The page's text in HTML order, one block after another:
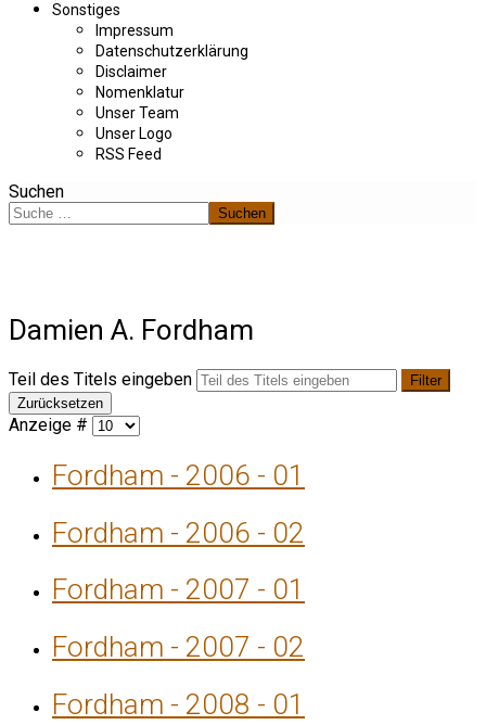
Sonstiges
Impressum
Datenschutzerklärung
Disclaimer
Nomenklatur
Unser Team
Unser Logo
RSS Feed
Suchen
Suchen
Damien A. Fordham
Teil des Titels eingeben
Filter
Zurücksetzen
Anzeige #
Fordham - 2006 - 01
Fordham - 2006 - 02
Fordham - 2007 - 01
Fordham - 2007 - 02
Fordham - 2008 - 01